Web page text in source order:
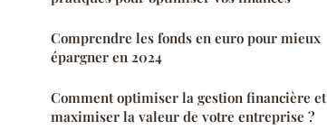
Comprendre les fonds en euro pour mieux
épargner en 2024
Comment optimiser la gestion financière et
maximiser la valeur de votre entreprise ?